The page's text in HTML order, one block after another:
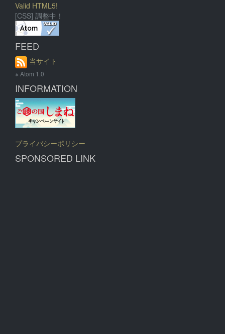
Valid HTML5!
[CSS] 調整中！
FEED
当サイト
※ Atom 1.0
INFORMATION
プライバシーポリシー
SPONSORED LINK